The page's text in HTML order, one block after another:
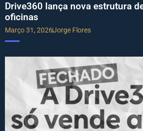
Drive360 lança nova estrutura
oficinas
Março 31, 2026Jorge Flores